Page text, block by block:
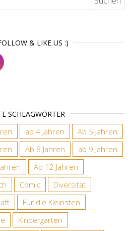
& LIKE US :)
SCHLAGWÖRTER
ab 4 Jahren
Ab 5 Jahren
Ab 8 Jahren
ab 9 Jahren
Ab 12 Jahren
Comic
Diversität
Für die Kleinsten
Kindergarten